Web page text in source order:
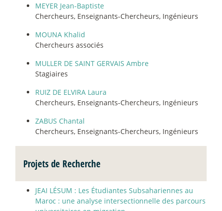
MEYER Jean-Baptiste
Chercheurs, Enseignants-Chercheurs, Ingénieurs
MOUNA Khalid
Chercheurs associés
MULLER DE SAINT GERVAIS Ambre
Stagiaires
RUIZ DE ELVIRA Laura
Chercheurs, Enseignants-Chercheurs, Ingénieurs
ZABUS Chantal
Chercheurs, Enseignants-Chercheurs, Ingénieurs
Projets de Recherche
JEAI LÉSUM : Les Étudiantes Subsahariennes au
Maroc : une analyse intersectionnelle des parcours